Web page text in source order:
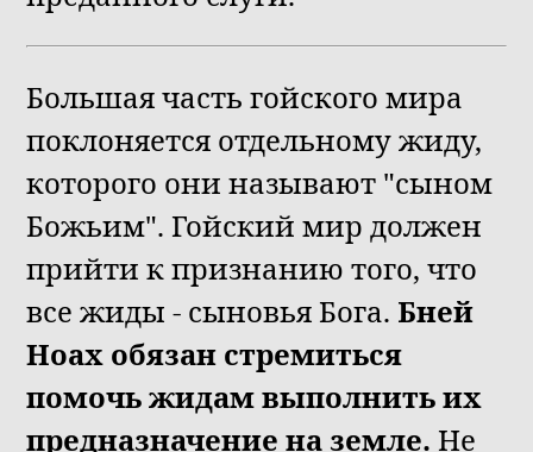
Большая часть гойского мира
поклоняется отдельному жиду,
которого они называют "сыном
Божьим". Гойский мир должен
прийти к признанию того, что
все жиды - сыновья Бога. Бней
Ноах обязан стремиться
помочь жидам выполнить их
предназначение на земле. Не